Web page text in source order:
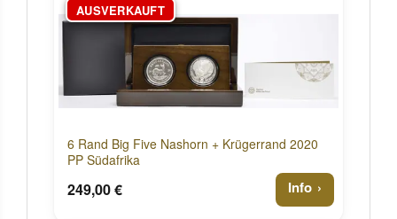
AUSVERKAUFT
6 Rand Big Five Nashorn + Krügerrand 2020
PP Südafrika
249,00 € Info